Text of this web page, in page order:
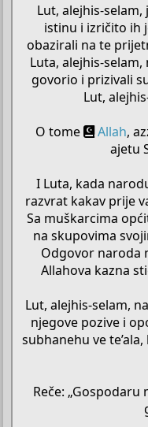
Lut, alejhis-
istinu i izričito ih
obazirali na te
Luta, alejhis-
govorio i prizivali
Lut,
O tome
Allah,
ajetu
I Luta, kada
razvrat kakav prije
Sa muškarcima
na skupovima
Odgovor naroda
Allahova kazna
Lut, alejhis-selam,
njegove pozive i
subhanehu ve
Reče: